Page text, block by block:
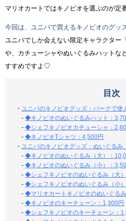
マリオカートではキノピオを選ぶのが定
今回は、ユニバで買えるキノピオのグッ
ユニバでしか会えない限定キャラクター
や、カチューシャやぬいぐるみハットな
すすめですよ♡
目次
・ユニバのキノピオグッズ：パークで使
-◆キノピオのぬいぐるみハット：
-◆シェフキノピオカチューシャ：
-◆キノピオTシャツ：4,500円
・ユニバのキノピオグッズ：ぬいぐるみ
-◆キノピオのぬいぐるみ（大）：
-◆キノピオのぬいぐるみ（小）：
-◆シェフキノピオのぬいぐるみ（大
-◆シェフキノピオのぬいぐるみ（小
-◆マリオカートキノピオのぬいぐる
-◆キノピオのキーチェーン：1,300円
-◆シェフキノピオのキーチェーン：